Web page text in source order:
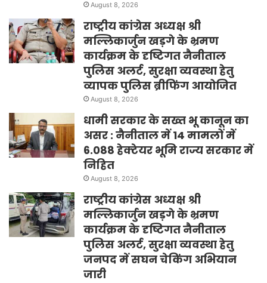
August 8, 2026
राष्ट्रीय कांग्रेस अध्यक्ष श्री
मल्लिकार्जुन खड़गे के भ्रमण
कार्यक्रम के दृष्टिगत नैनीताल
पुलिस अलर्ट, सुरक्षा व्यवस्था हेतु
व्यापक पुलिस ब्रीफिंग आयोजित
August 8, 2026
धामी सरकार के सख्त भू कानून का
असर : नैनीताल में 14 मामलों में
6.088 हेक्टेयर भूमि राज्य सरकार में
निहित
August 8, 2026
राष्ट्रीय कांग्रेस अध्यक्ष श्री
मल्लिकार्जुन खड़गे के भ्रमण
कार्यक्रम के दृष्टिगत नैनीताल
पुलिस अलर्ट, सुरक्षा व्यवस्था हेतु
जनपद में सघन चेकिंग अभियान
जारी